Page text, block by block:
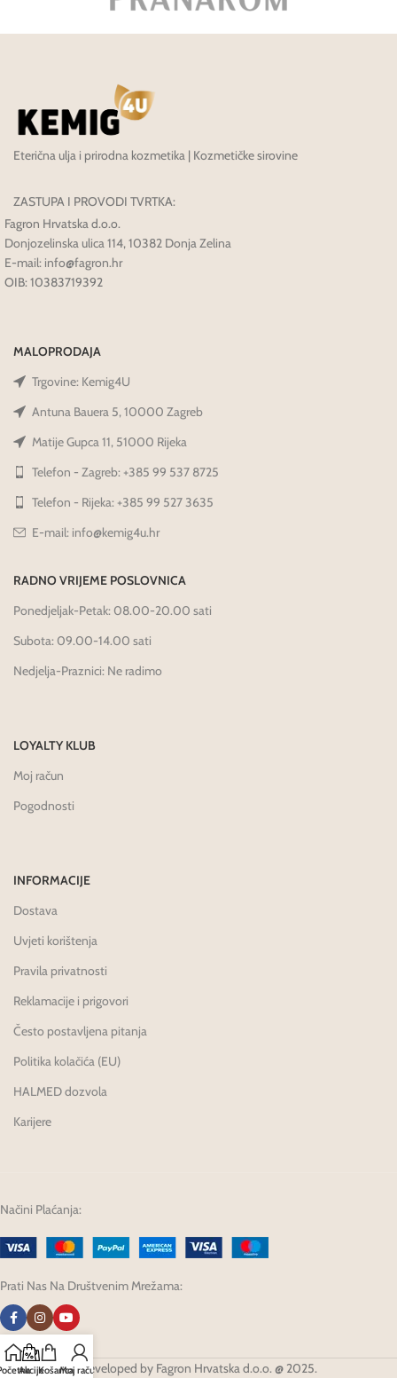
Eterična ulja i prirodna kozmetika | Kozmetičke sirovine
ZASTUPA I PROVODI TVRTKA:
Fagron Hrvatska d.o.o.
Donjozelinska ulica 114, 10382 Donja Zelina
E-mail: info@fagron.hr
OIB: 10383719392
MALOPRODAJA
Trgovine: Kemig4U
Antuna Bauera 5, 10000 Zagreb
Matije Gupca 11, 51000 Rijeka
Telefon - Zagreb: +385 99 537 8725
Telefon - Rijeka: +385 99 527 3635
E-mail: info@kemig4u.hr
RADNO VRIJEME POSLOVNICA
Ponedjeljak-Petak: 08.00-20.00 sati
Subota: 09.00-14.00 sati
Nedjelja-Praznici: Ne radimo
LOYALTY KLUB
Moj račun
Pogodnosti
INFORMACIJE
Dostava
Uvjeti korištenja
Pravila privatnosti
Reklamacije i prigovori
Često postavljena pitanja
Politika kolačića (EU)
HALMED dozvola
Karijere
Načini Plaćanja:
Prati Nas Na Društvenim Mrežama:
Developed by Fagron Hrvatska d.o.o. @ 2025.
AkcijeKošaricaMoj račun